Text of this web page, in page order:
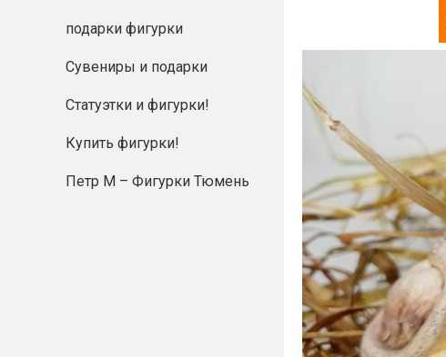
подарки фигурки
Сувениры и подарки
Статуэтки и фигурки!
Купить фигурки!
Петр М – Фигурки Тюмень